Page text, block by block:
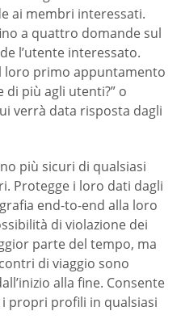
ai membri interessati.
a quattro domande sul
l’utente interessato.
loro primo appuntamento
di più agli utenti?” o
verrà data risposta dagli
più sicuri di qualsiasi
Protegge i loro dati dagli
end-to-end alla loro
di violazione dei
parte del tempo, ma
di viaggio sono
alla fine. Consente
propri profili in qualsiasi